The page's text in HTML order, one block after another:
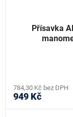
Přísavka
784,30 Kč bez DPH
949 Kč